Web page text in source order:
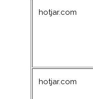
hotjar.com
hotjar.com